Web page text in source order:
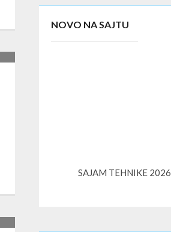
NOVO NA SAJTU
SAJAM TEHNIKE 2026